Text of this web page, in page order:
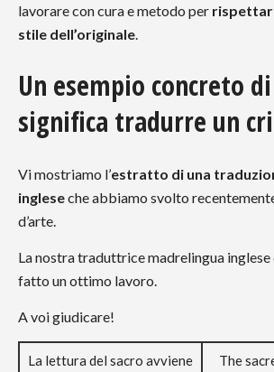
lavorare con cura e metodo per
stile dell’originale.
Un esempio concreto
significa tradurre un
Vi mostriamo l’estratto di una
ingleseche abbiamo svolto
d’arte.
La nostra traduttrice madrelingua inglese
fatto un ottimo lavoro.
A voi giudicare!
La lettura del sacro avviene
The